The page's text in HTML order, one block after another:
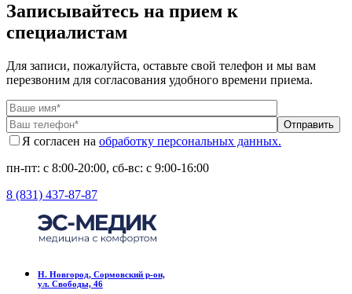
Записывайтесь на прием к
специалистам
Для записи, пожалуйста, оставьте свой телефон и мы вам
перезвоним для согласования удобного времени приема.
Отправить
Я согласен на обработку персональных данных.
пн-пт: с 8:00-20:00, сб-вс: c 9:00-16:00
8 (831) 437-87-87
Н. Новгород, Сормовский р-он,
ул. Свободы, 46